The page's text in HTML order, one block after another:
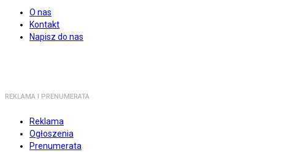
O nas
Kontakt
Napisz do nas
REKLAMA I PRENUMERATA
Reklama
Ogłoszenia
Prenumerata